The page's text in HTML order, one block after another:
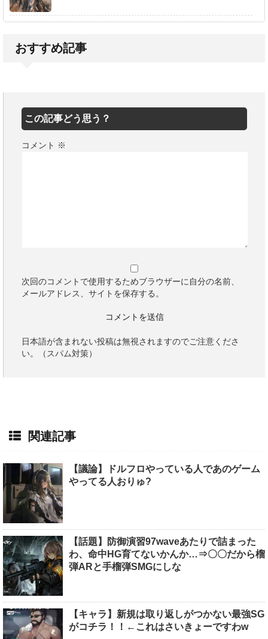
おすすめ記事
この記事どう思う？
コメント ※
次回のコメントで使用するためブラウザーに自分の名前、
メールアドレス、サイトを保存する。
日本語が含まれない投稿は無視されますのでご注意くださ
い。（スパム対策）
関連記事
【議論】ドルフロやっている人であのゲーム
やってる人おりゅ?
【話題】防御演習97waveあたりで詰まった
わ、命中HG育てないかんか…⇒〇〇だから榴
弾ARと手榴弾SMGにしな
【キャラ】新規は取り返しがつかない最強SG
がコチラ！！←これはさいきょーですわw